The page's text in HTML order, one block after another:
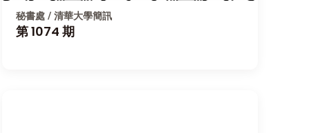
秘書處 / 清華大學簡訊
第 1074 期